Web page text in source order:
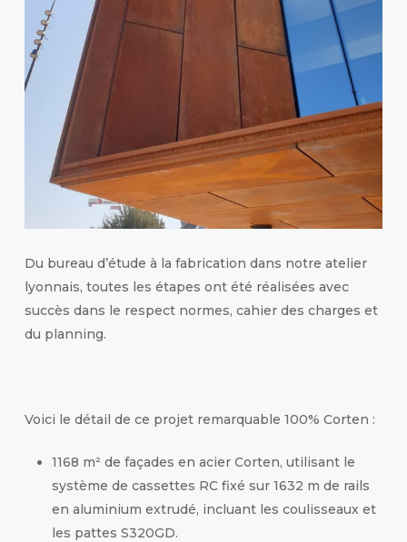
Du bureau d’étude à la fabrication dans notre atelier
lyonnais, toutes les étapes ont été réalisées avec
succès dans le respect normes, cahier des charges et
du planning.
Voici le détail de ce projet remarquable 100% Corten :
1168 m² de façades en acier Corten, utilisant le
système de cassettes RC fixé sur 1632 m de rails
en aluminium extrudé, incluant les coulisseaux et
les pattes S320GD.